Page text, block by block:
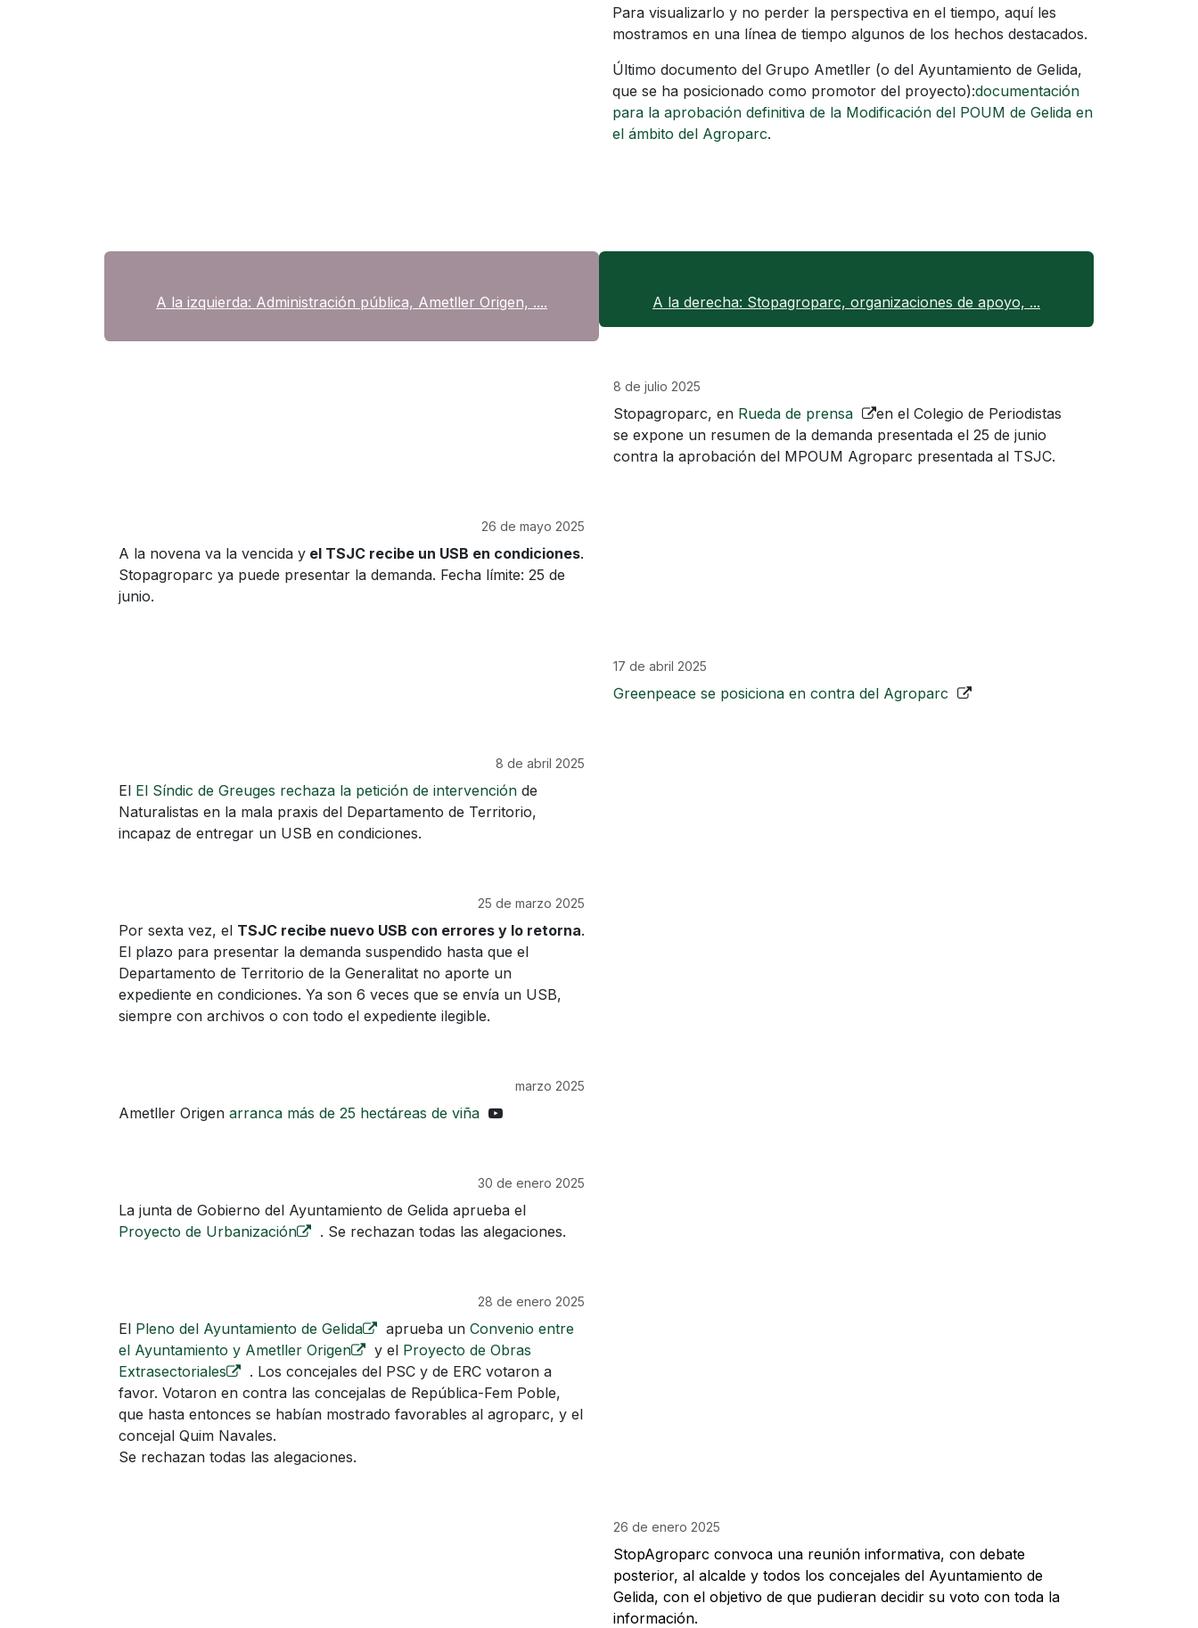
Para visualizarlo y no perder la perspectiva en el tiempo, aquí les
mostramos en una línea de tiempo algunos de los hechos destacados.
Último documento del Grupo Ametller (o del Ayuntamiento de Gelida,
que se ha posicionado como promotor del proyecto):documentación
para la aprobación definitiva de la Modificación del POUM de Gelida en
el ámbito del Agroparc.
A la izquierda: Administración pública, Ametller Origen, .... A la derecha: Stopagroparc, organizaciones de apoyo, ...
8 de julio 2025
Stopagroparc, en Rueda de prensa
en el Colegio de Periodistas
se expone un resumen de la demanda presentada el 25 de junio
contra la aprobación del MPOUM Agroparc presentada al TSJC.
26 de mayo 2025
A la novena va la vencida y el TSJC recibe un USB en condiciones.
Stopagroparc ya puede presentar la demanda. Fecha límite: 25 de
junio.
17 de abril 2025
Greenpeace se posiciona en contra del Agroparc
8 de abril 2025
El El Síndic de Greuges rechaza la petición de intervención de
Naturalistas en la mala praxis del Departamento de Territorio,
incapaz de entregar un USB en condiciones.
25 de marzo 2025
Por sexta vez, el TSJC recibe nuevo USB con errores y lo retorna.
El plazo para presentar la demanda suspendido hasta que el
Departamento de Territorio de la Generalitat no aporte un
expediente en condiciones. Ya son 6 veces que se envía un USB,
siempre con archivos o con todo el expediente ilegible.
marzo 2025
Ametller Origen arranca más de 25 hectáreas de viña
30 de enero 2025
La junta de Gobierno del Ayuntamiento de Gelida aprueba el
Proyecto de Urbanización
. Se rechazan todas las alegaciones.
28 de enero 2025
El Pleno del Ayuntamiento de Gelida aprueba un Convenio entre
el Ayuntamiento y Ametller Origen
y el Proyecto de Obras
Extrasectoriales
. Los concejales del PSC y de ERC votaron a
favor. Votaron en contra las concejalas de República-Fem Poble,
que hasta entonces se habían mostrado favorables al agroparc, y el
concejal Quim Navales.
Se rechazan todas las alegaciones.
26 de enero 2025
StopAgroparc convoca una reunión informativa, con debate
posterior, al alcalde y todos los concejales del Ayuntamiento de
Gelida, con el objetivo de que pudieran decidir su voto con toda la
información.